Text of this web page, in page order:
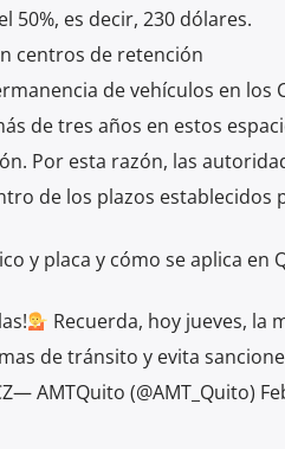
50%, es decir, 230 dólares.
centros de retención
de vehículos en los
de tres años en estos
Por esta razón, las
de los plazos establecidos
y placa y cómo se aplica en
Recuerda, hoy jueves, la
de tránsito y evita
AMTQuito (@AMT_Quito)